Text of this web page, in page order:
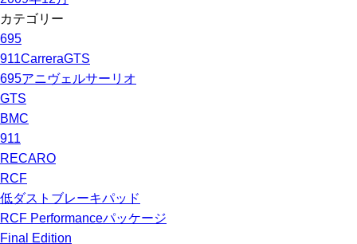
カテゴリー
695
911CarreraGTS
695アニヴェルサーリオ
GTS
BMC
911
RECARO
RCF
低ダストブレーキパッド
RCF Performanceパッケージ
Final Edition